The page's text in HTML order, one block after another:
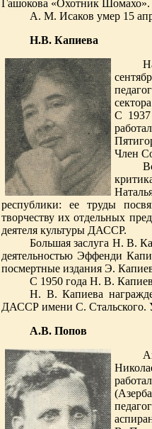
Гашокова «Охотник Шомахо».
А. М. Исаков умер 15
Н.В. Капиева
С
Член
республики: ее труды
творчеству их отдельных
деятеля культуры ДАССР.
Большая заслуга Н. В.
деятельностью Эффенди
посмертные издания Э.
С 1950 года Н. В.
Н. В. Капиева
ДАССР имени С. Стальского.
А.В. Попов